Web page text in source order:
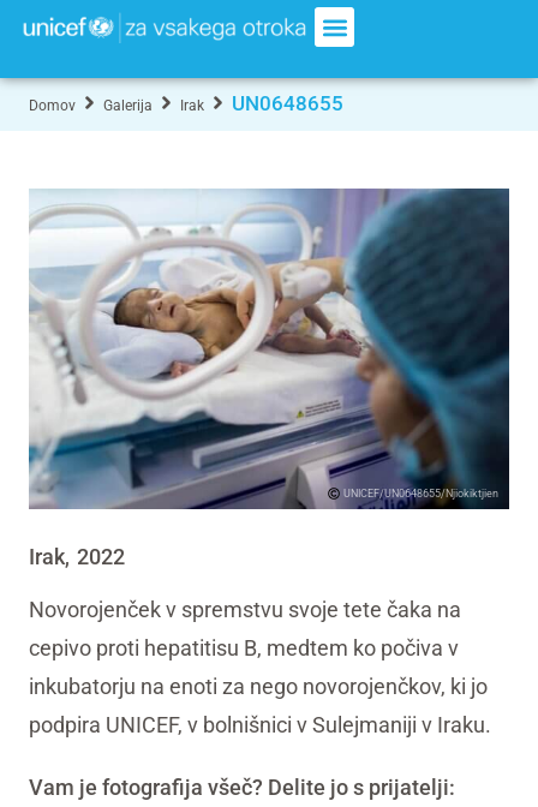
Domov Galerija Irak UN0648655
UNICEF/UN0648655/Njiokiktjien
Irak, 2022
Novorojenček v spremstvu svoje tete čaka na
cepivo proti hepatitisu B, medtem ko počiva v
inkubatorju na enoti za nego novorojenčkov, ki jo
podpira UNICEF, v bolnišnici v Sulejmaniji v Iraku.
Vam je fotografija všeč? Delite jo s prijatelji: